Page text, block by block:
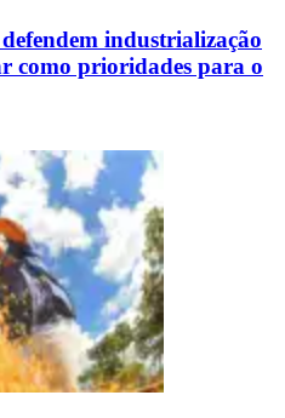
industrialização
como prioridades para o